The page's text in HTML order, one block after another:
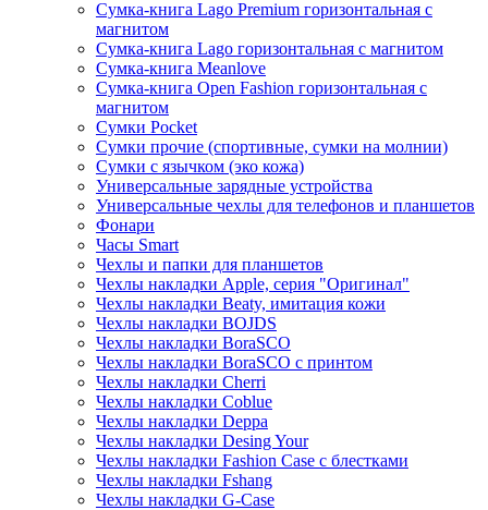
Сумка-книга Lago Premium горизонтальная с
магнитом
Сумка-книга Lago горизонтальная с магнитом
Сумка-книга Meanlove
Сумка-книга Open Fashion горизонтальная с
магнитом
Сумки Pocket
Сумки прочие (спортивные, сумки на молнии)
Сумки с язычком (эко кожа)
Универсальные зарядные устройства
Универсальные чехлы для телефонов и планшетов
Фонари
Часы Smart
Чехлы и папки для планшетов
Чехлы накладки Apple, серия "Оригинал"
Чехлы накладки Beaty, имитация кожи
Чехлы накладки BOJDS
Чехлы накладки BoraSCO
Чехлы накладки BoraSCO с принтом
Чехлы накладки Cherri
Чехлы накладки Coblue
Чехлы накладки Deppa
Чехлы накладки Desing Your
Чехлы накладки Fashion Case с блестками
Чехлы накладки Fshang
Чехлы накладки G-Case